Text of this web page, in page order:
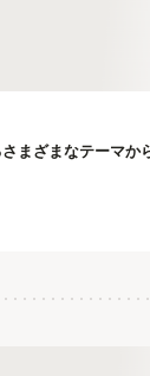
まざまなテーマか